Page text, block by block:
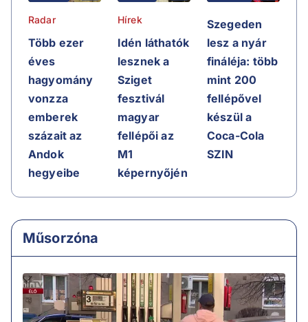
Radar
Több ezer
éves
hagyomány
vonzza
emberek
százait az
Andok
hegyeibe
Hírek
Idén láthatók
lesznek a
Sziget
fesztivál
magyar
fellépői az
M1
képernyőjén
Szegeden
lesz a nyár
fináléja: több
mint 200
fellépővel
készül a
Coca-Cola
SZIN
Műsorzóna